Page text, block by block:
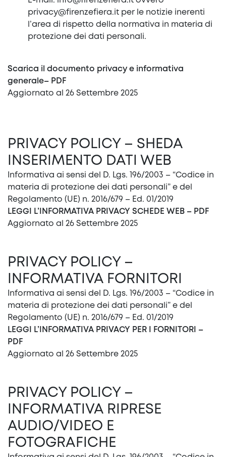
privacy@firenzefiera.it per le notizie inerenti
l’area di rispetto della normativa in materia di
protezione dei dati personali.
Scarica il documento privacy e informativa
generale– PDF
Aggiornato al 26 Settembre 2025
PRIVACY POLICY – SHEDA
INSERIMENTO DATI WEB
Informativa ai sensi del D. Lgs. 196/2003 – “Codice in
materia di protezione dei dati personali” e del
Regolamento (UE) n. 2016/679 – Ed. 01/2019
LEGGI L’INFORMATIVA PRIVACY SCHEDE WEB – PDF
Aggiornato al 26 Settembre 2025
PRIVACY POLICY –
INFORMATIVA FORNITORI
Informativa ai sensi del D. Lgs. 196/2003 – “Codice in
materia di protezione dei dati personali” e del
Regolamento (UE) n. 2016/679 – Ed. 01/2019
LEGGI L’INFORMATIVA PRIVACY PER I FORNITORI –
PDF
Aggiornato al 26 Settembre 2025
PRIVACY POLICY –
INFORMATIVA RIPRESE
AUDIO/VIDEO E
FOTOGRAFICHE